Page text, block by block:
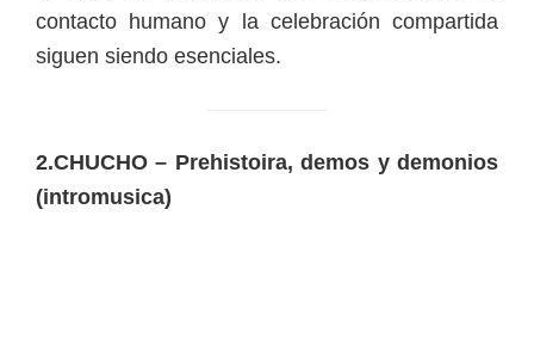
contacto humano y la celebración compartida
siguen siendo esenciales.
2.CHUCHO – Prehistoira, demos y demonios
(intromusica)